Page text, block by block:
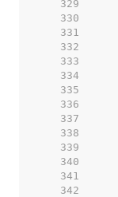
   329
   330
   331
   332
   333
   334
   335
   336
   337
   338
   339
   340
   341
   342